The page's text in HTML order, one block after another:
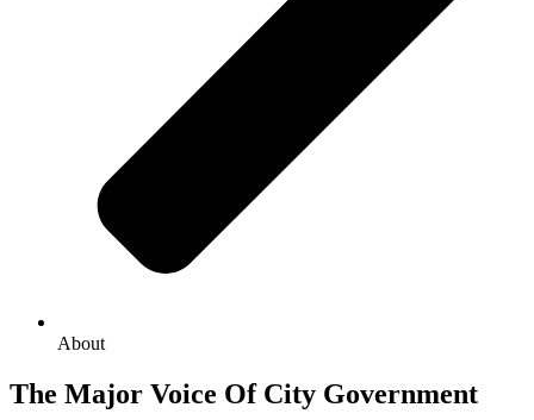
About
The Major Voice Of City Government